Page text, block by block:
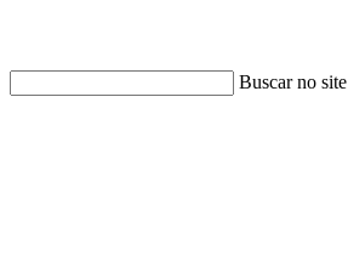
Buscar no site